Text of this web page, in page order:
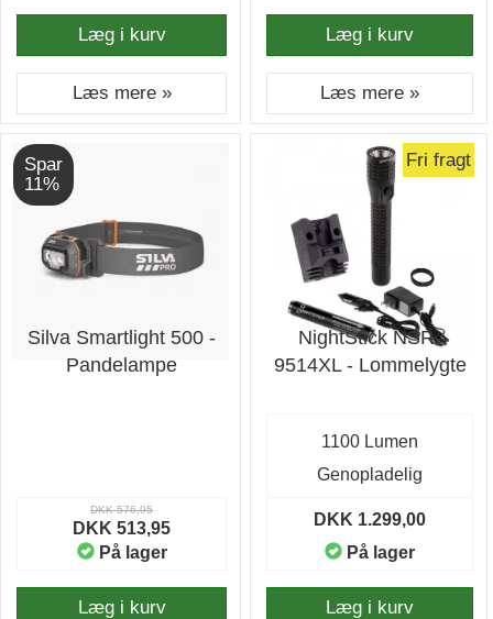
Læg i kurv
Læs mere »
Læg i kurv
Læs mere »
Spar
11%
Silva Smartlight 500 -
Pandelampe
DKK 576,95
DKK 513,95
På lager
Læg i kurv
Fri fragt
NightStick NSR-
9514XL - Lommelygte
1100 Lumen
Genopladelig
DKK 1.299,00
På lager
Læg i kurv